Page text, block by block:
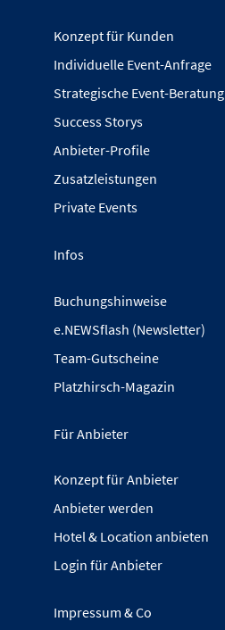
Konzept für Kunden
Individuelle Event-Anfrage
Strategische Event-Beratung
Success Storys
Anbieter-Profile
Zusatzleistungen
Private Events
Infos
Buchungshinweise
e.NEWSflash (Newsletter)
Team-Gutscheine
Platzhirsch-Magazin
Für Anbieter
Konzept für Anbieter
Anbieter werden
Hotel & Location anbieten
Login für Anbieter
Impressum & Co